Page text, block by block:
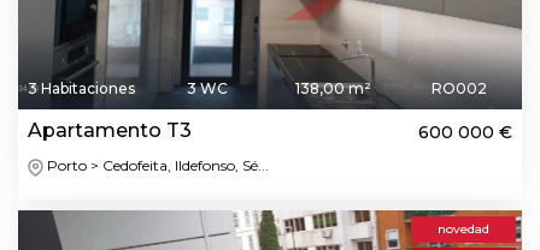
3 Habitaciones 3 WC 138,00 m² RO002
Apartamento T3 600 000 €
Porto > Cedofeita, Ildefonso, Sé...
novedad